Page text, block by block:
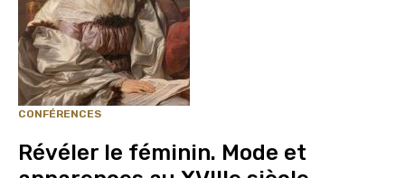
CONFÉRENCES
Révéler le féminin. Mode et